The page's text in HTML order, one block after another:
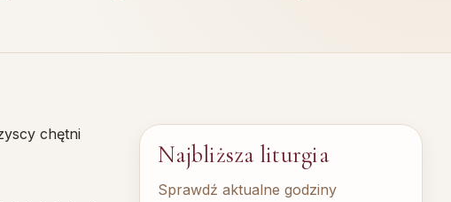
chętni
Najbliższa liturgia
Sprawdź aktualne godziny